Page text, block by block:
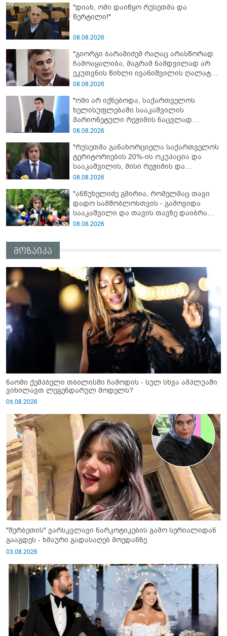
"დიახ, ომი დაიწყო რუსეთმა და
წერტილი!"
08.08.2026
"გიორგი ბარამიძემ რაღაც არასწორად
ჩამოაყალიბა, მაგრამ ნამდვილად არ
ეკუთვნის წიხლი ივანიშვილის ღალატზე
დაფუძნებული დიქტატურის
მსმენია ქართველების მიერ ტყვეების
დახვრეტაზე"
08.08.2026
"ომი არ იქნებოდა, საქართველოს
ხელისუფლებაში სააკაშვილის
მარიონეტული რეჟიმის ნაცვლად
„ქართული ოცნების“ მსგავსი
2008 წლის ომი თუ არ იქნებოდა, დიდი
ალბათობით, არც უკრაინის ომი
იქნებოდა"
08.08.2026
"რუსეთმა განახორციელა საქართველოს
ტერიტორიების 20%-ის ოკუპაცია და
სააკაშვილის, მისი რეჟიმის და
„ნაცმოძრაობის“ ღალატი ვერანაირად
დანაშაული ჩვენი სახელმწიფოს წინაშე"
08.08.2026
"ანწუხელიძე გმირია, რომელმაც თავი
დადო სამშობლოსთვის - გამოვიდა
სააკაშვილი და თავის თავზე დაიბრალა
ანწუხელიძის გმირობა, სამარცხვინო
ამგვარს სთხოვდნენ მას"
08.08.2026
მოზაიკა
ნაომი ქემპბელი თბილისში ჩამოდის - სულ სხვა ამპლუაში
ვიხილავთ ლეგენდარულ მოდელს?
05.08.2026
"შერბეთის" ვარსკვლავი ნარკოტიკების გამო სერიალიდან
გააგდეს - ხმაური გადასაღებ მოედანზე
03.08.2026